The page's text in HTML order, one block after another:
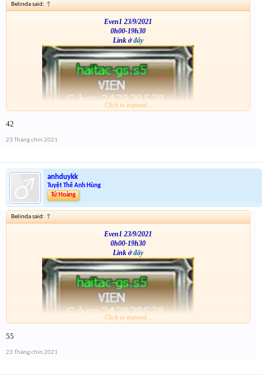
Belinda said: ↑
Even1 23/9/2021
0h00-19h30
Link ởđây
VS
Click to expand...
42
23 Tháng chín 2021
anhduykk
Tuyệt Thế Anh Hùng
Tứ Hoàng
Belinda said: ↑
Even1 23/9/2021
0h00-19h30
Link ởđây
VS
Click to expand...
55
23 Tháng chín 2021